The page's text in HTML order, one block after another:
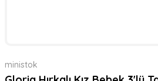
ministok